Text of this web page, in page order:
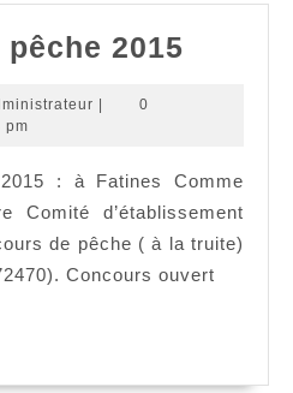
2015
administrateur
|
0
pm
: à Fatines Comme
Comité d’établissement
de pêche ( à la truite)
Concours ouvert